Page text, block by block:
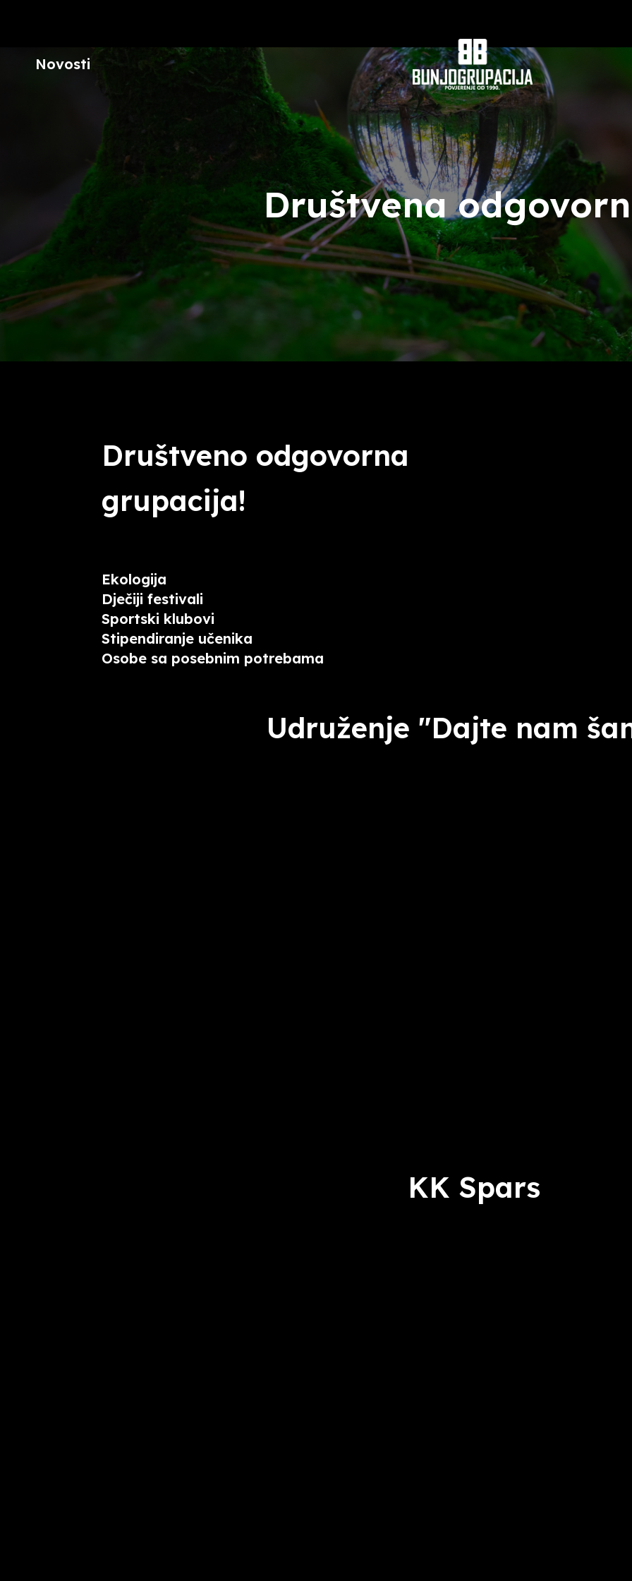
Novosti
Društvena
Društveno odgovorna
grupacija!
Ekologija
Dječiji festivali
Sportski klubovi
Stipendiranje učenika
Osobe sa posebnim potrebama
Udruženje "Dajte nam
KK Spars